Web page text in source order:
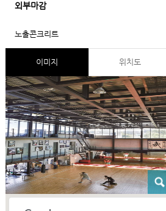
외부마감
노출콘크리트
이미지 위치도